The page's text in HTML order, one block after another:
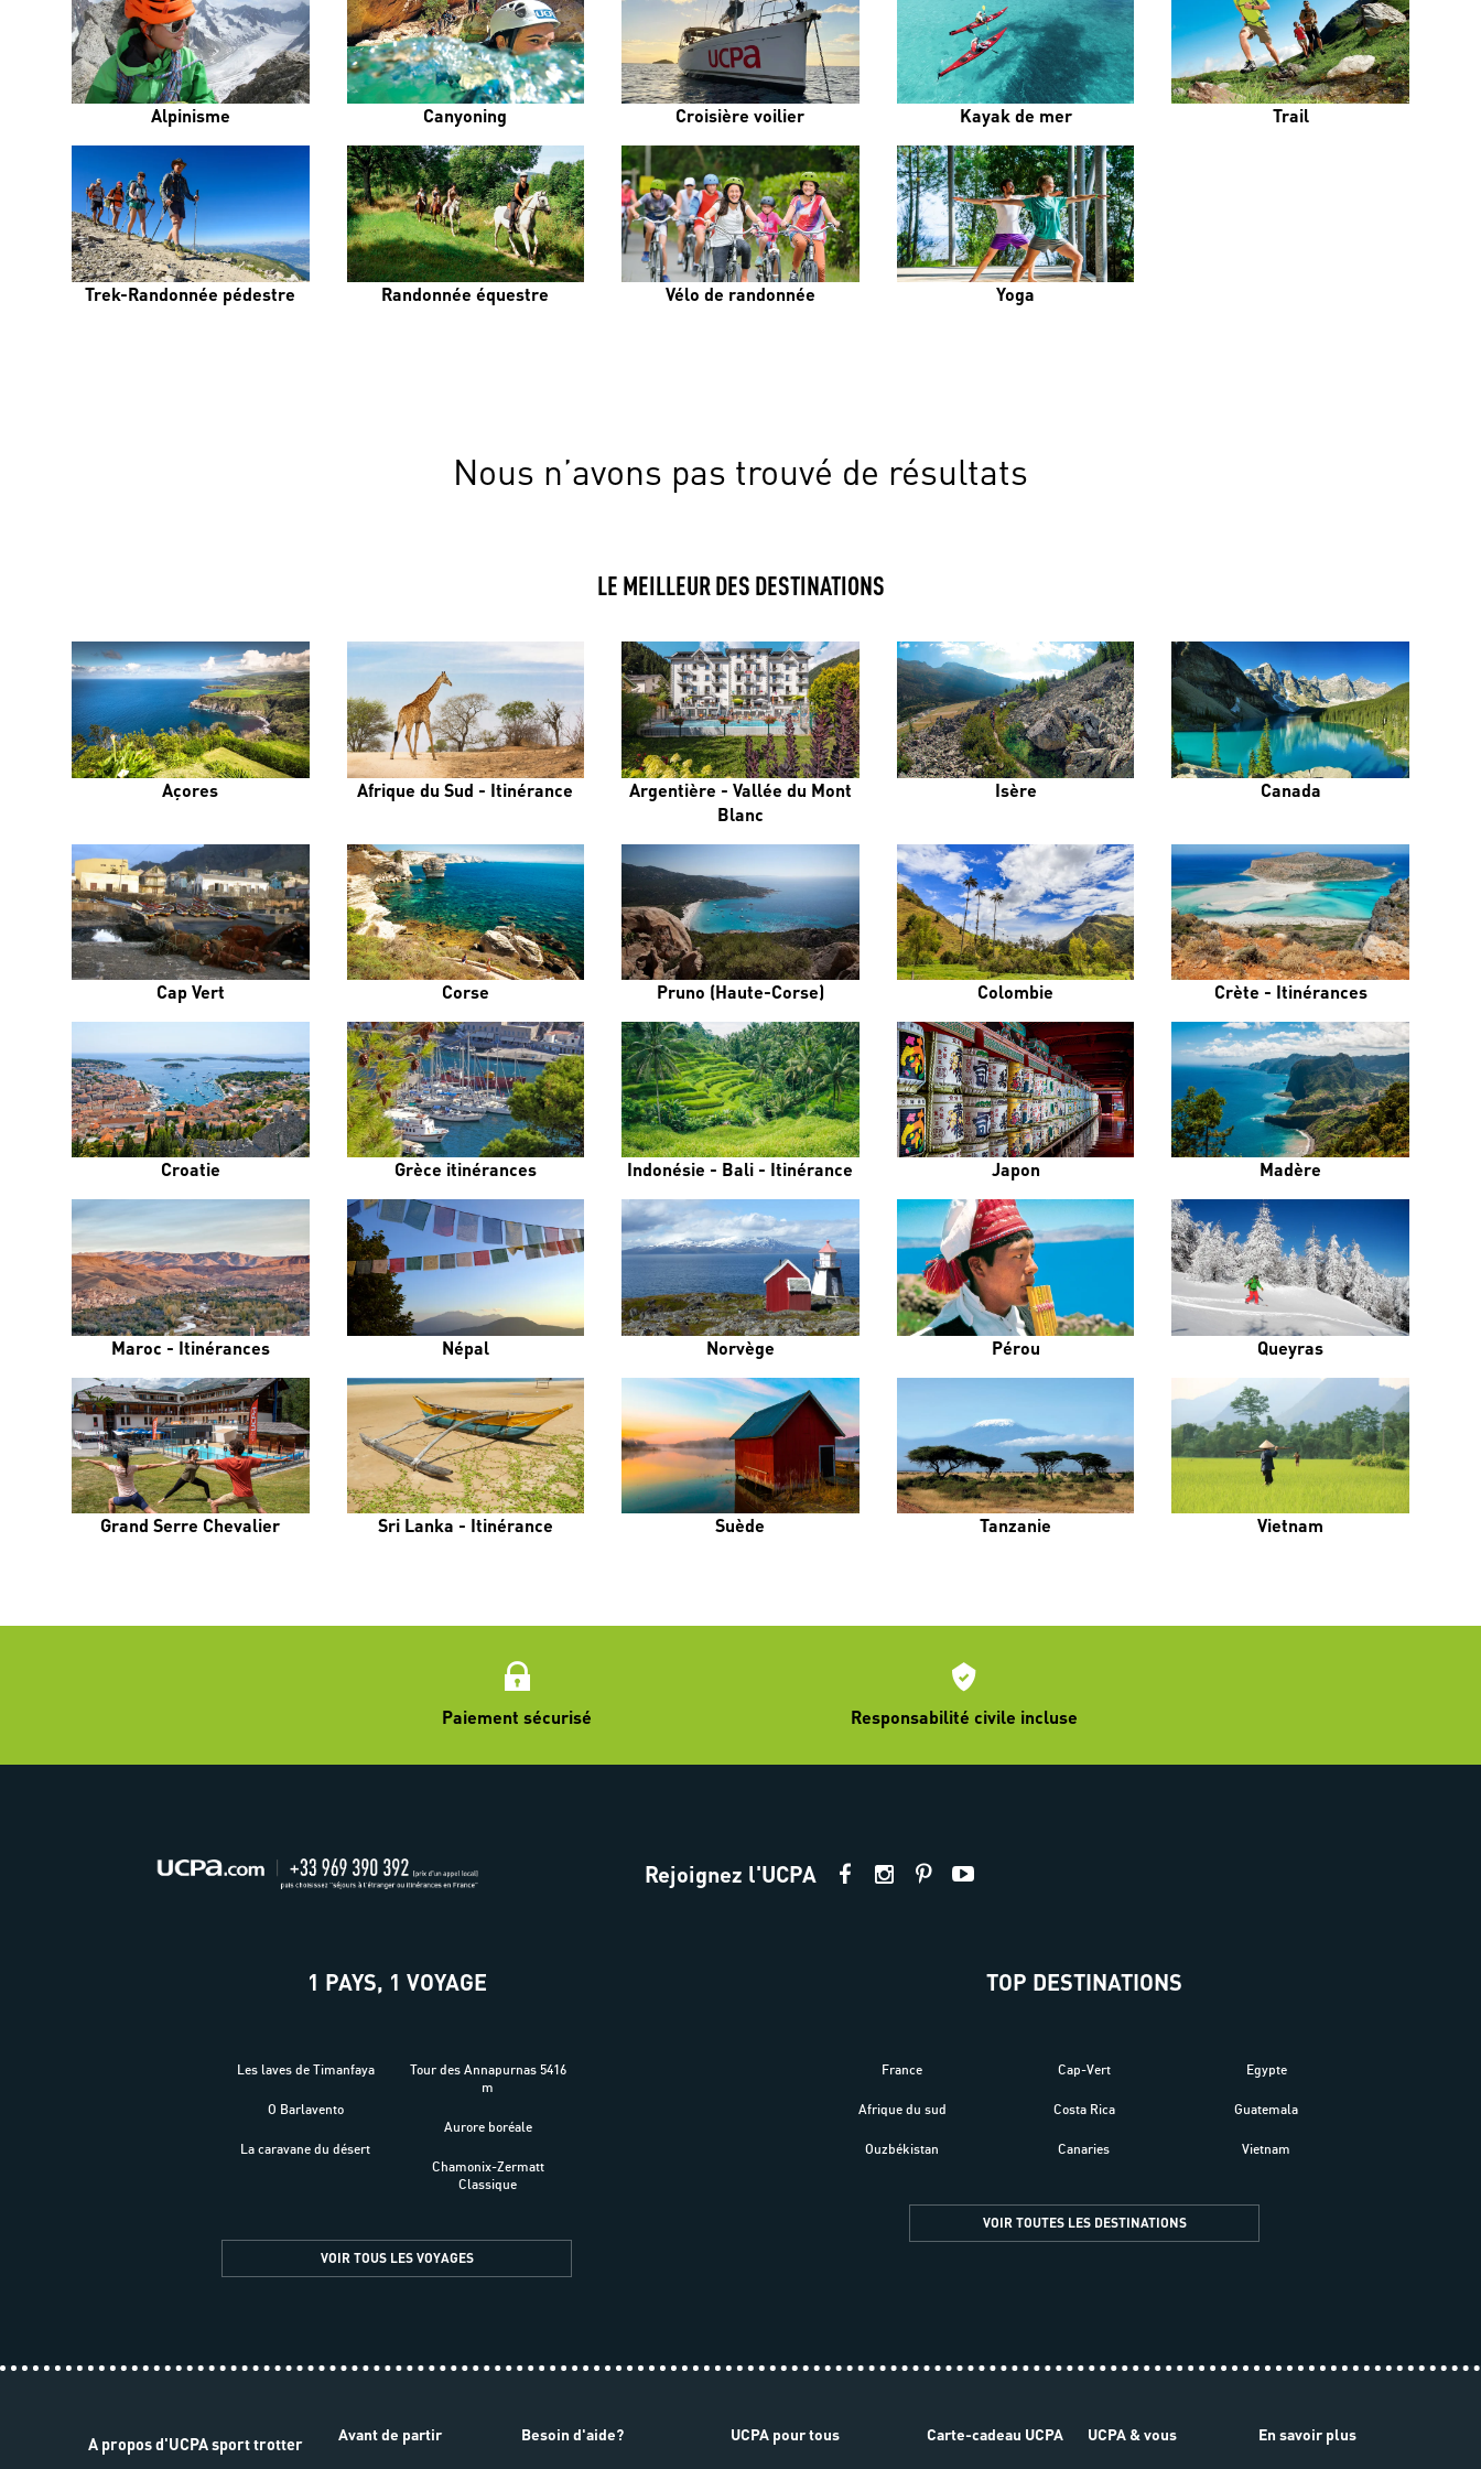
Alpinisme Canyoning Croisière voilier Kayak de mer Trail
Trek-Randonnée pédestre Randonnée équestre Vélo de randonnée Yoga
Nous n’avons pas trouvé de résultats
LE MEILLEUR DES DESTINATIONS
Açores Afrique du Sud - Itinérance
Argentière - Vallée du Mont
Blanc
Isère Canada
Cap Vert Corse Pruno (Haute-Corse) Colombie Crète - Itinérances
Croatie Grèce itinérances Indonésie - Bali - Itinérance Japon Madère
Maroc - Itinérances Népal Norvège Pérou Queyras
Grand Serre Chevalier Sri Lanka - Itinérance Suède Tanzanie Vietnam
Paiement sécurisé Responsabilité civile incluse
Rejoignez l'UCPA
1 PAYS, 1 VOYAGE
Les laves de Timanfaya
O Barlavento
La caravane du désert
Tour des Annapurnas 5416
m
Aurore boréale
Chamonix-Zermatt
Classique
VOIR TOUS LES VOYAGES
TOP DESTINATIONS
France
Afrique du sud
Ouzbékistan
Cap-Vert
Costa Rica
Canaries
Egypte
Guatemala
Vietnam
VOIR TOUTES LES DESTINATIONS
A propos d'UCPA sport trotter
Avant de partir Besoin d'aide? UCPA pour tous Carte-cadeau UCPA UCPA & vous En savoir plus